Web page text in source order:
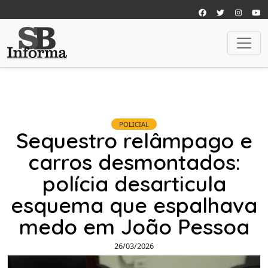
POLICIAL
Sequestro relâmpago e
carros desmontados:
polícia desarticula
esquema que espalhava
medo em João Pessoa
26/03/2026